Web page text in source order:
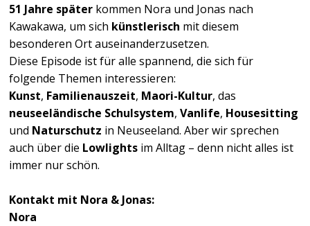
51 Jahre später kommen Nora und Jonas nach
Kawakawa, um sich künstlerisch mit diesem
besonderen Ort auseinanderzusetzen.
Diese Episode ist für alle spannend, die sich für
folgende Themen interessieren:
Kunst, Familienauszeit, Maori-Kultur, das
neuseeländische Schulsystem,Vanlife, Housesitting
und Naturschutz in Neuseeland. Aber wir sprechen
auch über die Lowlights im Alltag – denn nicht alles ist
immer nur schön.
Kontakt mit Nora & Jonas:
Nora